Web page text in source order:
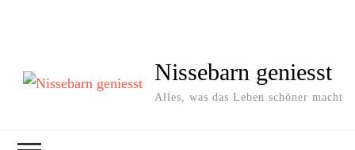
Nissebarn geniesst
Alles, was das Leben schöner macht